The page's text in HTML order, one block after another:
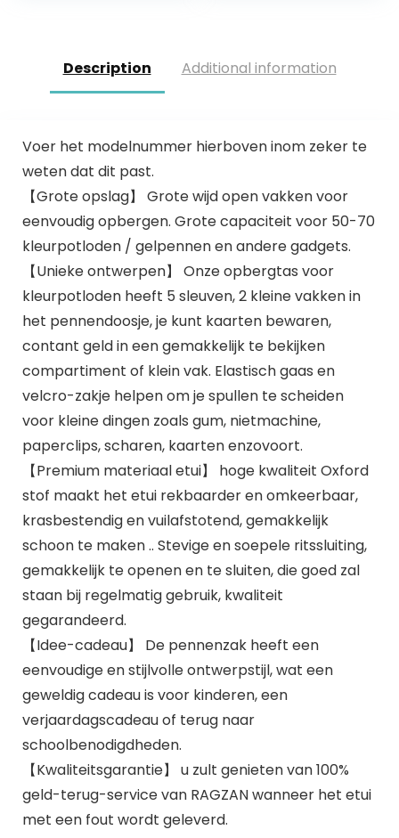
Description Additional information
Voer het modelnummer hierboven inom zeker te
weten dat dit past.
【Grote opslag】 Grote wijd open vakken voor
eenvoudig opbergen. Grote capaciteit voor 50-70
kleurpotloden / gelpennen en andere gadgets.
【Unieke ontwerpen】 Onze opbergtas voor
kleurpotloden heeft 5 sleuven, 2 kleine vakken in
het pennendoosje, je kunt kaarten bewaren,
contant geld in een gemakkelijk te bekijken
compartiment of klein vak. Elastisch gaas en
velcro-zakje helpen om je spullen te scheiden
voor kleine dingen zoals gum, nietmachine,
paperclips, scharen, kaarten enzovoort.
【Premium materiaal etui】 hoge kwaliteit Oxford
stof maakt het etui rekbaarder en omkeerbaar,
krasbestendig en vuilafstotend, gemakkelijk
schoon te maken .. Stevige en soepele ritssluiting,
gemakkelijk te openen en te sluiten, die goed zal
staan bij regelmatig gebruik, kwaliteit
gegarandeerd.
【Idee-cadeau】 De pennenzak heeft een
eenvoudige en stijlvolle ontwerpstijl, wat een
geweldig cadeau is voor kinderen, een
verjaardagscadeau of terug naar
schoolbenodigdheden.
【Kwaliteitsgarantie】 u zult genieten van 100%
geld-terug-service van RAGZAN wanneer het etui
met een fout wordt geleverd.